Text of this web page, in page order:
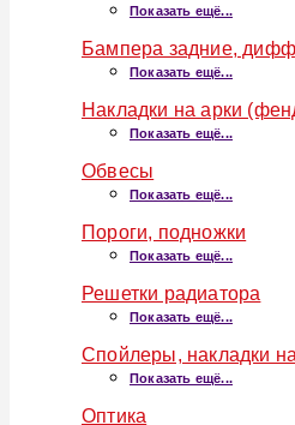
Показать ещё...
Бампера задние,
Показать ещё...
Накладки на арки
Показать ещё...
Обвесы
Показать ещё...
Пороги, подножки
Показать ещё...
Решетки радиатора
Показать ещё...
Спойлеры, накладки
Показать ещё...
Оптика